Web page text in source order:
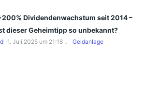
Dividendenwachstum seit 2014 –
dieser Geheimtipp so unbekannt?
1. Juli 2025 um 21:18 Geldanlage